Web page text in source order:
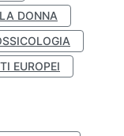
DONNA
EUROPEI